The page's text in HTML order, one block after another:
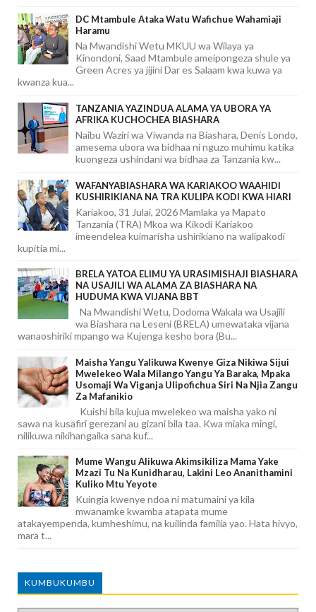
DC Mtambule Ataka Watu Wafichue Wahamiaji
Haramu
Na Mwandishi Wetu MKUU wa Wilaya ya
Kinondoni, Saad Mtambule ameipongeza shule ya
Green Acres ya jijini Dar es Salaam kwa kuwa ya
kwanza kua...
TANZANIA YAZINDUA ALAMA YA UBORA YA
AFRIKA KUCHOCHEA BIASHARA
Naibu Waziri wa Viwanda na Biashara, Denis Londo,
amesema ubora wa bidhaa ni nguzo muhimu katika
kuongeza ushindani wa bidhaa za Tanzania kw...
WAFANYABIASHARA WA KARIAKOO WAAHIDI
KUSHIRIKIANA NA TRA KULIPA KODI KWA HIARI
Kariakoo, 31 Julai, 2026 Mamlaka ya Mapato
Tanzania (TRA) Mkoa wa Kikodi Kariakoo
imeendelea kuimarisha ushirikiano na walipakodi
kupitia mi...
BRELA YATOA ELIMU YA URASIMISHAJI BIASHARA
NA USAJILI WA ALAMA ZA BIASHARA NA
HUDUMA KWA VIJANA BBT
Na Mwandishi Wetu, Dodoma Wakala wa Usajili
wa Biashara na Leseni (BRELA) umewataka vijana
wanaoshiriki mpango wa Kujenga kesho bora (Bu...
Maisha Yangu Yalikuwa Kwenye Giza Nikiwa Sijui
Mwelekeo Wala Milango Yangu Ya Baraka, Mpaka
Usomaji Wa Viganja Ulipofichua Siri Na Njia Zangu
Za Mafanikio
Kuishi bila kujua mwelekeo wa maisha yako ni
sawa na kusafiri gerezani au gizani bila taa. Kwa miaka mingi,
nilikuwa nikihangaika sana kuf...
Mume Wangu Alikuwa Akimsikiliza Mama Yake
Mzazi Tu Na Kunidharau, Lakini Leo Ananithamini
Kuliko Mtu Yeyote
Kuingia kwenye ndoa ni matumaini ya kila
mwanamke kwamba atapata mume
atakayempenda, kumheshimu, na kuilinda familia yao. Hata hivyo,
mara t...
KUMBUKUMBU